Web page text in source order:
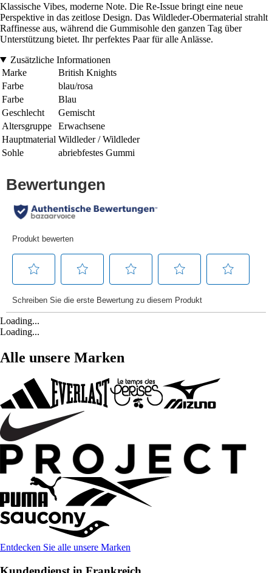
Klassische Vibes, moderne Note. Die Re-Issue bringt eine neue
Perspektive in das zeitlose Design. Das Wildleder-Obermaterial strahlt
Raffinesse aus, während die Gummisohle den ganzen Tag über
Unterstützung bietet. Ihr perfektes Paar für alle Anlässe.
Zusätzliche Informationen
Marke
British Knights
Farbe
blau/rosa
Farbe
Blau
Geschlecht
Gemischt
Altersgruppe
Erwachsene
Hauptmaterial Wildleder / Wildleder
Sohle
abriebfestes Gummi
Loading...
Loading...
Alle unsere Marken
Entdecken Sie alle unsere Marken